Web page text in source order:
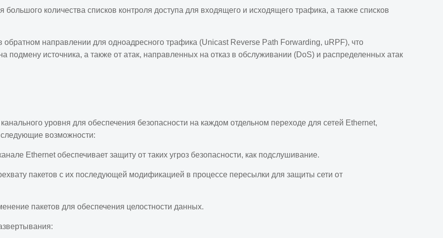
количества списков контроля доступа для входящего и исходящего трафика, а также списков
направлении для одноадресного трафика (Unicast Reverse Path Forwarding, uRPF), что
подмену источника, а также от атак, направленных на отказ в обслуживании (DoS) и распределенных атак
уровня для обеспечения безопасности на каждом отдельном переходе для сетей Ethernet,
возможности:
Ethernet обеспечивает защиту от таких угроз безопасности, как подслушивание.
пакетов с их последующей модификацией в процессе пересылки для защиты сети от
пакетов для обеспечения целостности данных.